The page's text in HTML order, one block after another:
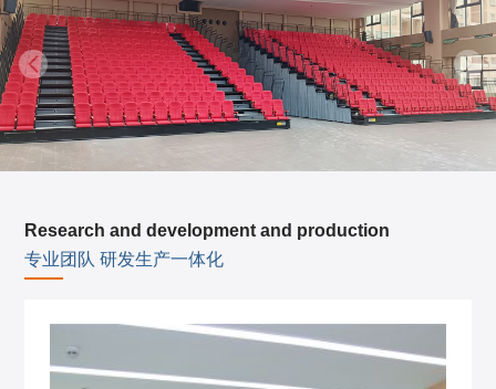
Research and development and production
专业团队 研发生产一体化